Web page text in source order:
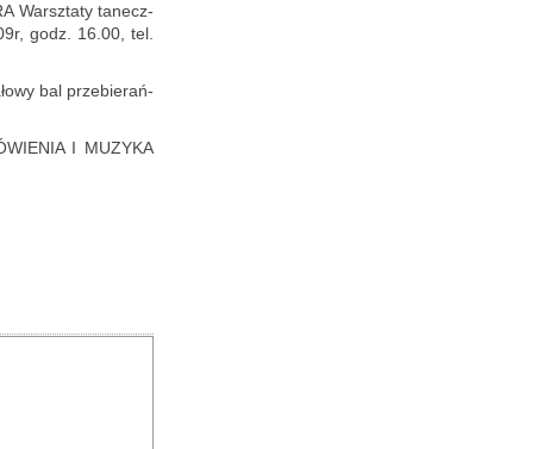
Warsz­ta­ty ta­necz­
godz. 16.00, tel.
bal prze­bie­rań­
I MU­ZY­KA